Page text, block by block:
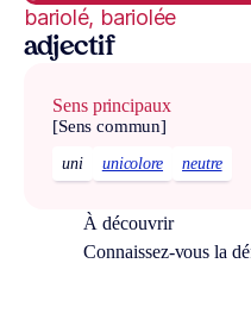
bariolé, bariolée
adjectif
Sens principaux
[Sens commun]
uni unicolore neutre
À découvrir
Connaissez-vous la